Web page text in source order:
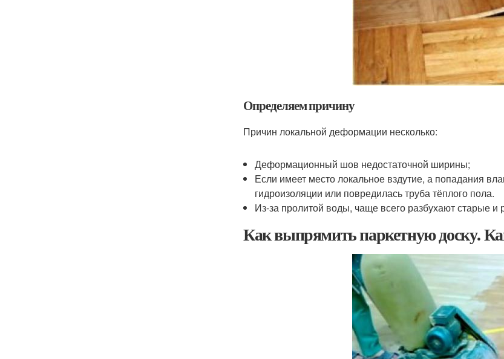
Определяем причину
Причин локальной деформации несколько:
Деформационный шов недостаточной ширины;
Если имеет место локальное вздутие, а попадания
гидроизоляции или повредилась труба тёплого пола.
Из-за пролитой воды, чаще всего разбухают старые и
Как выпрямить паркетную доску.